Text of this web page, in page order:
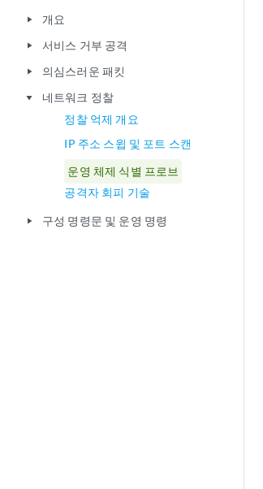
play_arrow 개요
play_arrow 서비스 거부 공격
play_arrow 의심스러운 패킷
play_arrow
네트워크 정찰
정찰 억제 개요
IP 주소 스윕 및 포트 스캔
운영 체제 식별 프로브
공격자 회피 기술
play_arrow 구성 명령문 및 운영 명령